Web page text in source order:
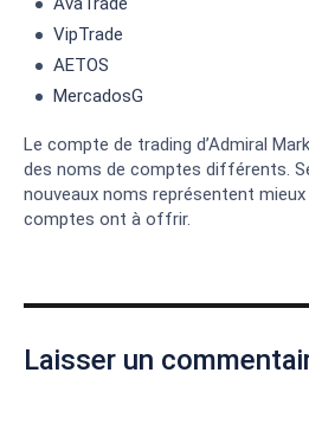
VipTrade
AETOS
MercadosG
Le compte de trading d’Admiral
des noms de comptes différents.
nouveaux noms représentent
comptes ont à offrir.
Laisser un